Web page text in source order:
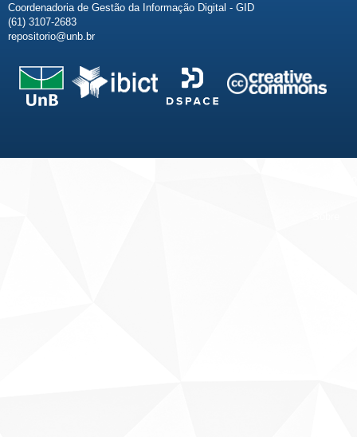
Coordenadoria de Gestão da Informação Digital - GID
(61) 3107-2683
repositorio@unb.br